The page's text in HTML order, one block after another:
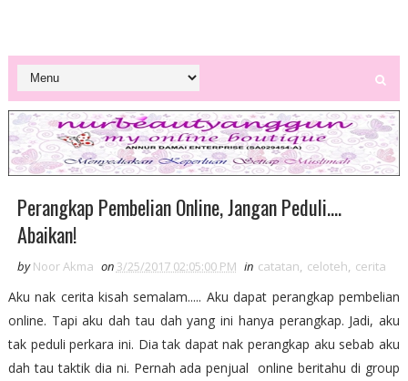
Perangkap Pembelian Online, Jangan Peduli....
Abaikan!
by Noor Akma on 3/25/2017 02:05:00 PM in catatan, celoteh, cerita
Aku nak cerita kisah semalam..... Aku dapat perangkap pembelian
online. Tapi aku dah tau dah yang ini hanya perangkap. Jadi, aku
tak peduli perkara ini. Dia tak dapat nak perangkap aku sebab aku
dah tau taktik dia ni. Pernah ada penjual online beritahu di group